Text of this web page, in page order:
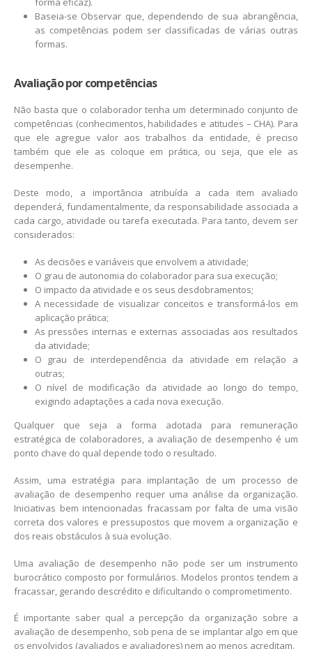
Baseia-se Observar que, dependendo de sua abrangência,
as competências podem ser classificadas de várias outras
formas.
Avaliação por competências
Não basta que o colaborador tenha um determinado conjunto de
competências (conhecimentos, habilidades e atitudes – CHA). Para
que ele agregue valor aos trabalhos da entidade, é preciso
também que ele as coloque em prática, ou seja, que ele as
desempenhe.
Deste modo, a importância atribuída a cada item avaliado
dependerá, fundamentalmente, da responsabilidade associada a
cada cargo, atividade ou tarefa executada. Para tanto, devem ser
considerados:
As decisões e variáveis que envolvem a atividade;
O grau de autonomia do colaborador para sua execução;
O impacto da atividade e os seus desdobramentos;
A necessidade de visualizar conceitos e transformá-los em
aplicação prática;
As pressões internas e externas associadas aos resultados
da atividade;
O grau de interdependência da atividade em relação a
outras;
O nível de modificação da atividade ao longo do tempo,
exigindo adaptações a cada nova execução.
Qualquer que seja a forma adotada para remuneração
estratégica de colaboradores, a avaliação de desempenho é um
ponto chave do qual depende todo o resultado.
Assim, uma estratégia para implantação de um processo de
avaliação de desempenho requer uma análise da organização.
Iniciativas bem intencionadas fracassam por falta de uma visão
correta dos valores e pressupostos que movem a organização e
dos reais obstáculos à sua evolução.
Uma avaliação de desempenho não pode ser um instrumento
burocrático composto por formulários. Modelos prontos tendem a
fracassar, gerando descrédito e dificultando o comprometimento.
É importante saber qual a percepção da organização sobre a
avaliação de desempenho, sob pena de se implantar algo em que
os envolvidos (avaliados e avaliadores) nem ao menos acreditam.